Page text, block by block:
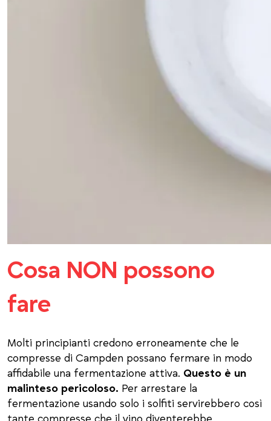
Cosa NON possono
fare
Molti principianti credono erroneamente che le
compresse di Campden possano fermare in modo
affidabile una fermentazione attiva. Questo è un
malinteso pericoloso. Per arrestare la
fermentazione usando solo i solfiti servirebbero così